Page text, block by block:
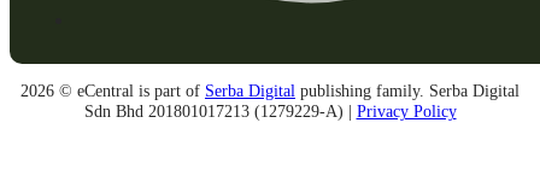
2026 © eCentral is part of Serba Digital publishing family. Serba Digital
Sdn Bhd 201801017213 (1279229-A) | Privacy Policy